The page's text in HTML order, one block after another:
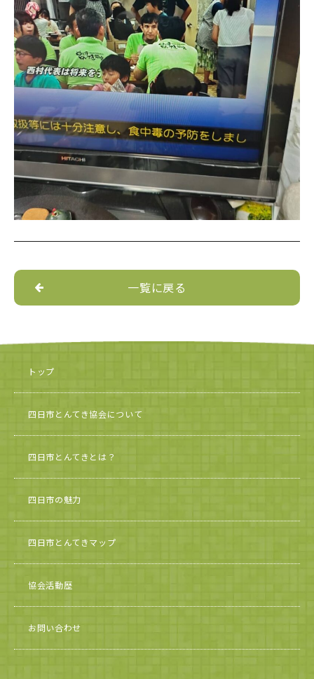
一覧に戻る
トップ
四日市とんてき協会について
四日市とんてきとは？
四日市の魅力
四日市とんてきマップ
協会活動歴
お問い合わせ